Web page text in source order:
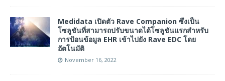
Medidata เปิดตัว Rave Companion ซึ่งเป็น
โซลูชันที่สามารถปรับขนาดได้โซลูชันแรกสำหรับ
การป้อนข้อมูล EHR เข้าไปยัง Rave EDC โดย
อัตโนมัติ
November 16, 2022